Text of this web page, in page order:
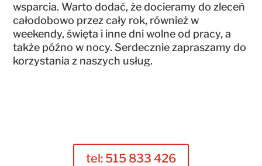
wsparcia. Warto dodać, że docieramy do zleceń
całodobowo przez cały rok, również w
weekendy, święta i inne dni wolne od pracy, a
także późno w nocy. Serdecznie zapraszamy do
korzystania z naszych usług.
tel: 515 833 426